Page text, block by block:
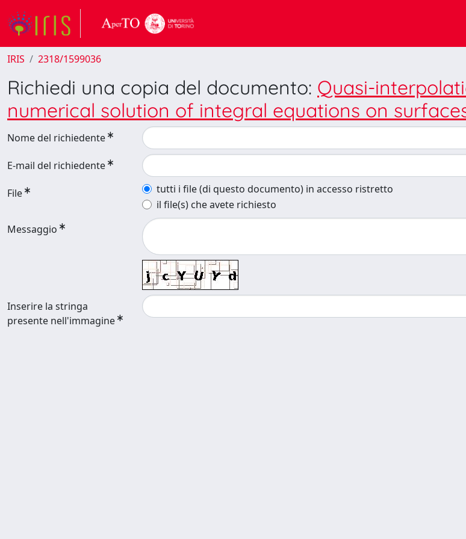
IRIS 2318/1599036
Richiedi una copia del documento: Quasi-
numerical solution of integral equations on
Nome del richiedente
E-mail del richiedente
File
tutti i file (di questo documento) in accesso ristretto
il file(s) che avete richiesto
Messaggio
Inserire la stringa
presente nell'immagine